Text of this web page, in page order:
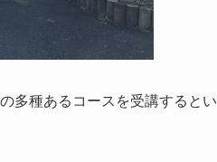
多種あるコースを受講するとい